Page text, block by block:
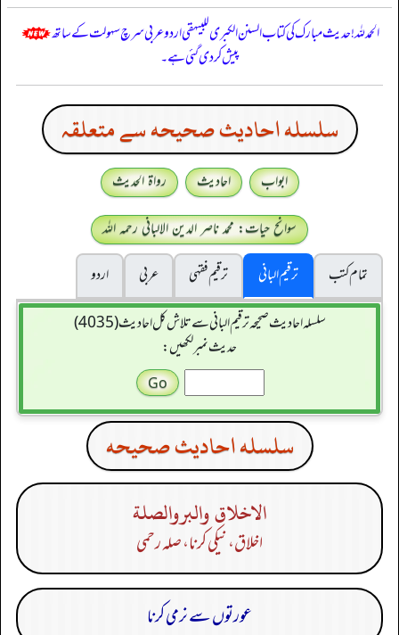
الحمدللہ! حدیث مبارک کی کتاب السنن الكبرى للبيهقي اردو عربی سرچ سہولت کے ساتھ
پیش کر دی گئی ہے۔
سلسله احاديث صحيحه سے متعلقہ
ابواب احادیث
رواۃ الحدیث
سوانح حیات: محمد ناصر الدین الالبانی رحمہ اللہ
تمام کتب
ترقیم البانی ترقيم فقہی عربی
اردو
سلسله احاديث صحيحه ترقیم البانی سے تلاش کل احادیث (4035)
حدیث نمبر لکھیں:
سلسله احاديث صحيحه
الاخلاق والبروالصلة
اخلاق، نیکی کرنا، صلہ رحمی
عورتوں سے نرمی کرنا